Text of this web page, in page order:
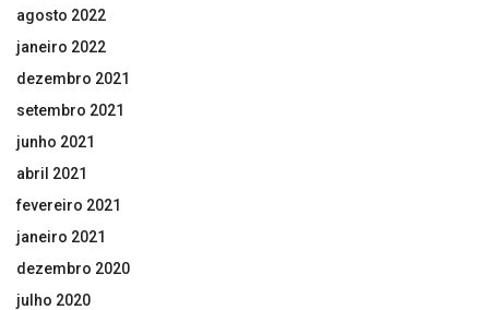
agosto 2022
janeiro 2022
dezembro 2021
setembro 2021
junho 2021
abril 2021
fevereiro 2021
janeiro 2021
dezembro 2020
julho 2020